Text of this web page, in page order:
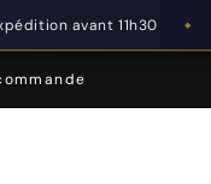
avant 11h30 ◆